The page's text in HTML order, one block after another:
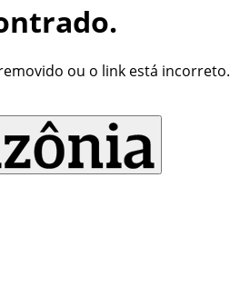
ou o link está incorreto.